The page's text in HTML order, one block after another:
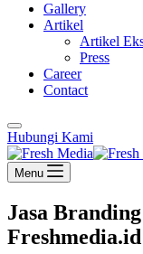
Gallery
Artikel
Artikel
Press
Career
Contact
Hubungi Kami
Menu
Jasa
Freshmedia.id